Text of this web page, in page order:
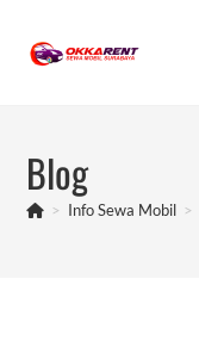
content
Blog
> Info Sewa Mobil >